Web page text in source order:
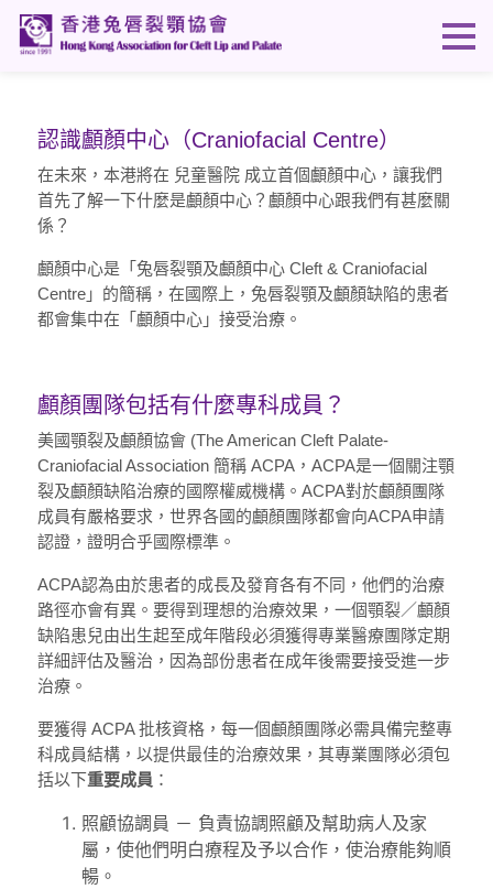
認識顱顏中心（Craniofacial Centre）
在未來，本港將在 兒童醫院 成立首個顱顏中心，讓我們
首先了解一下什麼是顱顏中心？顱顏中心跟我們有甚麼關
係？
顱顏中心是「兔唇裂顎及顱顏中心 Cleft & Craniofacial
Centre」的簡稱，在國際上，兔唇裂顎及顱顏缺陷的患者
都會集中在「顱顏中心」接受治療。
顱顏團隊包括有什麼專科成員？
美國顎裂及顱顏協會 (The American Cleft Palate-
Craniofacial Association 簡稱 ACPA，ACPA是一個關注顎
裂及顱顏缺陷治療的國際權威機構。ACPA對於顱顏團隊
成員有嚴格要求，世界各國的顱顏團隊都會向ACPA申請
認證，證明合乎國際標準。
ACPA認為由於患者的成長及發育各有不同，他們的治療
路徑亦會有異。要得到理想的治療效果，一個顎裂／顱顏
缺陷患兒由出生起至成年階段必須獲得專業醫療團隊定期
詳細評估及醫治，因為部份患者在成年後需要接受進一步
治療。
要獲得 ACPA 批核資格，每一個顱顏團隊必需具備完整專
科成員結構，以提供最佳的治療效果，其專業團隊必須包
括以下重要成員 ：
照顧協調員 － 負責協調照顧及幫助病人及家
屬，使他們明白療程及予以合作，使治療能夠順
暢。